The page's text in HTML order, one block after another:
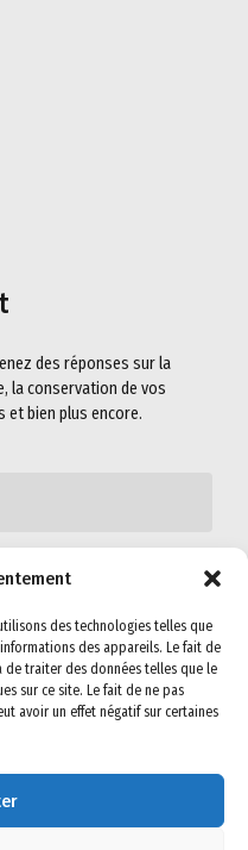
des technologies telles que
des appareils. Le fait de
de traiter des données telles que le
sur ce site. Le fait de ne pas
avoir un effet négatif sur certaines
des réponses sur la
la conservation de vos
et bien plus encore.